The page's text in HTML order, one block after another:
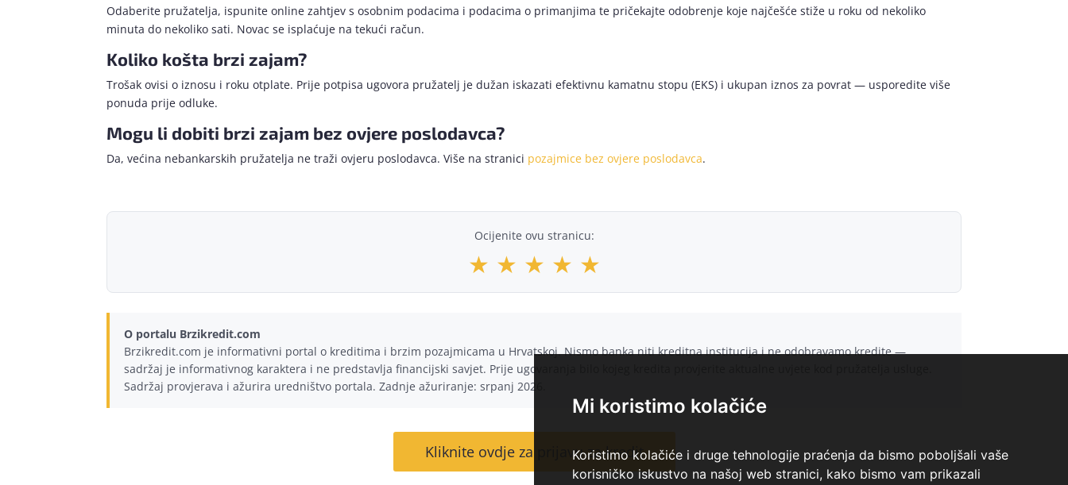
Mi koristimo kolačiće
Koristimo kolačiće i druge tehnologije praćenja da bismo poboljšali vaše
korisničko iskustvo na našoj web stranici, kako bismo vam prikazali
Odaberite pružatelja, ispunite online zahtjev s osobnim podacima i podacima o primanjima te pričekajte odobrenje koje najčešće stiže u roku od nekoliko
minuta do nekoliko sati. Novac se isplaćuje na tekući račun.
Koliko košta brzi zajam?
Trošak ovisi o iznosu i roku otplate. Prije potpisa ugovora pružatelj je dužan iskazati efektivnu kamatnu stopu (EKS) i ukupan iznos za povrat — usporedite više
ponuda prije odluke.
Mogu li dobiti brzi zajam bez ovjere poslodavca?
Da, većina nebankarskih pružatelja ne traži ovjeru poslodavca. Više na stranici pozajmice bez ovjere poslodavca.
Ocijenite ovu stranicu:
★ ★ ★ ★ ★
O portalu Brzikredit.com
Brzikredit.com je informativni portal o kreditima i brzim pozajmicama u Hrvatskoj. Nismo banka niti kreditna institucija i ne odobravamo kredite —
sadržaj je informativnog karaktera i ne predstavlja financijski savjet. Prije ugovaranja bilo kojeg kredita provjerite aktualne uvjete kod pružatelja usluge.
Sadržaj provjerava i ažurira uredništvo portala. Zadnje ažuriranje: srpanj 2026.
Kliknite ovdje za prijavu za kredit